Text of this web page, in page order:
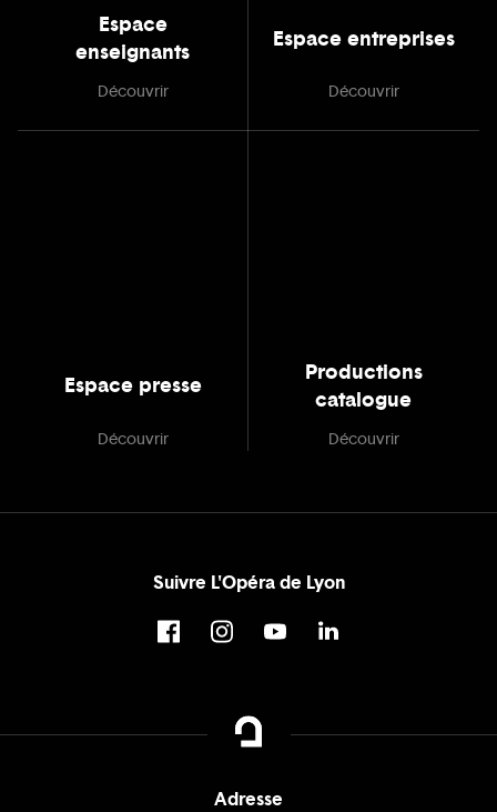
Espace
enseignants
Découvrir
Espace entreprises
Découvrir
Espace presse
Découvrir
Productions
catalogue
Découvrir
Suivre L'Opéra de Lyon
Adresse